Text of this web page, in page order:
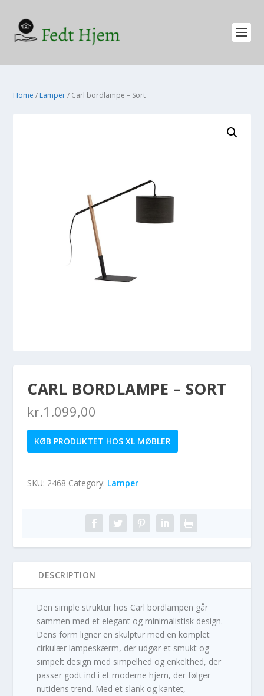
Home / Lamper/ Carl bordlampe – Sort
CARL BORDLAMPE – SORT
kr.1.099,00
KØB PRODUKTET HOS XL MØBLER
SKU: 2468 Category: Lamper
DESCRIPTION
Den simple struktur hos Carl bordlampen går
sammen med et elegant og minimalistisk design.
Dens form ligner en skulptur med en komplet
cirkulær lampeskærm, der udgør et smukt og
simpelt design med simpelhed og enkelthed, der
passer godt ind i et moderne hjem, der følger
nutidens trend. Med et slank og kantet,